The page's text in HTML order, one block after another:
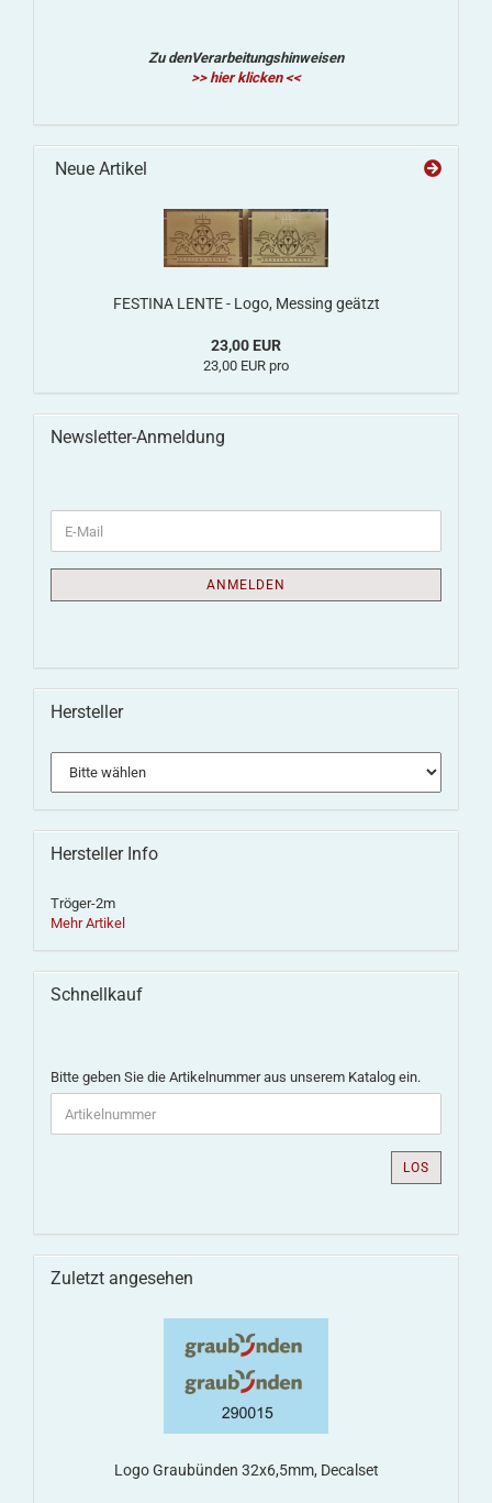
Zu denVerarbeitungshinweisen
>> hier klicken <<
Neue Artikel
FESTINA LENTE - Logo, Messing geätzt
23,00 EUR
23,00 EUR pro
Newsletter-Anmeldung
ANMELDEN
Hersteller
Hersteller Info
Tröger-2m
Mehr Artikel
Schnellkauf
Bitte geben Sie die Artikelnummer aus unserem Katalog ein.
LOS
Zuletzt angesehen
Logo Graubünden 32x6,5mm, Decalset